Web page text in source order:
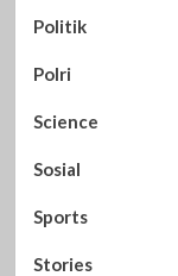
Politik
Polri
Science
Sosial
Sports
Stories